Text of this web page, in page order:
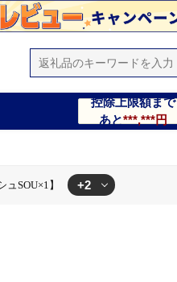
控除上限額まで
あと***,***円
SOU×1】 +2